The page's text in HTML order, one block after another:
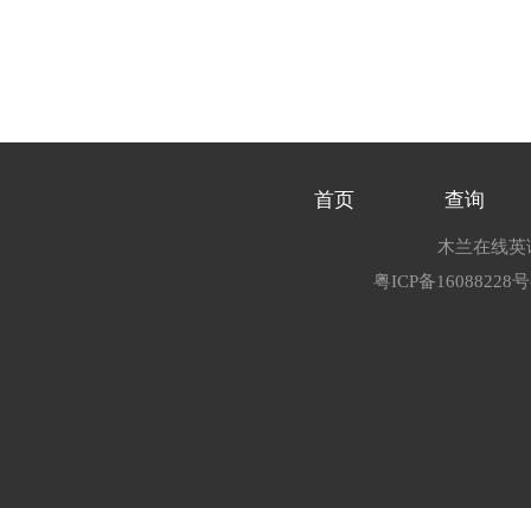
首页 查询
木兰在线
粤ICP备16088228